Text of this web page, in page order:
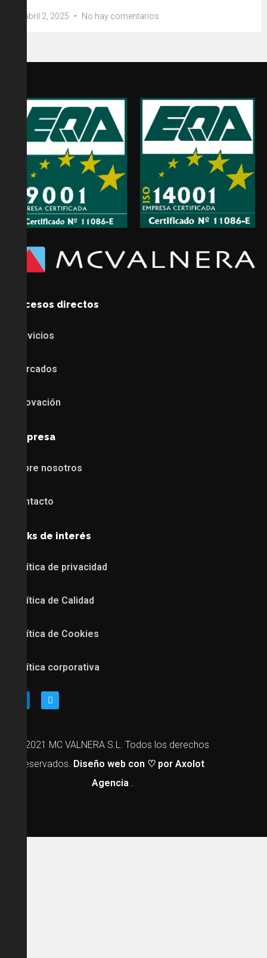
abril 2, 2025 No hay comentarios
Accesos directos
Servicios
Mercados
Innovación
Empresa
Sobre nosotros
Contacto
Links de interés
Política de privacidad
Política de Calidad
Política de Cookies
Política corporativa
@2021 MC VALNERA S.L. Todos los derechos
reservados. Diseño web con ♡ por Axolot
Agencia .